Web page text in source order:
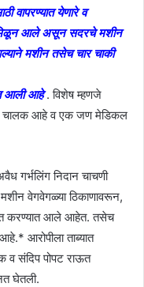
वापरण्यात येणारे व
आले असून सदरचे मशीन
मशीन तसेच चार चाकी
आली आहे . विशेष म्हणजे
चालक आहे व एक जण मेडिकल
गर्भलिंग निदान चाचणी
मशीन वेगवेगळ्या ठिकाणावरून,
करण्यात आले आहेत. तसेच
आरोपीला ताब्यात
व संदिप पोपट राऊत
घेतली.